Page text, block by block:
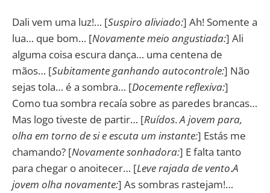
Dali vem uma luz!… [Suspiro aliviado:] Ah! Somente a
lua… que bom… [Novamente meio angustiada:] Ali
alguma coisa escura dança… uma centena de
mãos… [Subitamente ganhando autocontrole:] Não
sejas tola… é a sombra… [Docemente reflexiva:]
Como tua sombra recaía sobre as paredes brancas…
Mas logo tiveste de partir… [Ruídos.A jovem para,
olha em torno de si e escuta um instante:] Estás me
chamando? [Novamente sonhadora:] E falta tanto
para chegar o anoitecer… [Leve rajada de vento.A
jovem olha novamente:] As sombras rastejam!…